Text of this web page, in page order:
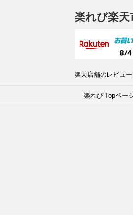
楽れび楽天
楽天店舗のレビュ
楽れび Topペー